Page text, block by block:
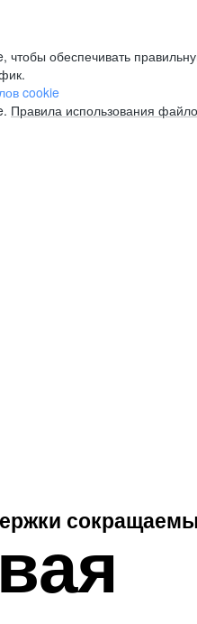
обеспечивать
cookie
Правила использования
- подбор сотрудников
Рекламные продукты
Clickme: продвижение